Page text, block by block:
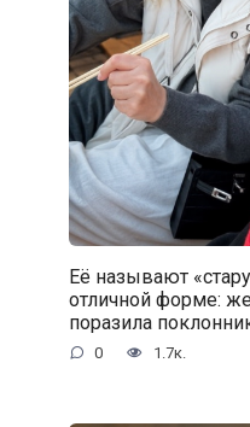
Её называют
отличной форме:
поразила
0 1.7к.